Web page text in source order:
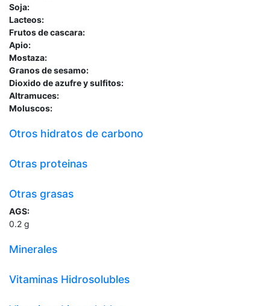
Soja:
Lacteos:
Frutos de cascara:
Apio:
Mostaza:
Granos de sesamo:
Dioxido de azufre y sulfitos:
Altramuces:
Moluscos:
Otros hidratos de carbono
Otras proteinas
Otras grasas
AGS:
0.2 g
Minerales
Vitaminas Hidrosolubles